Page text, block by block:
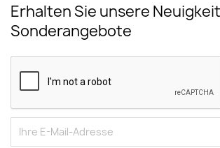
Erhalten Sie unsere
Sonderangebote